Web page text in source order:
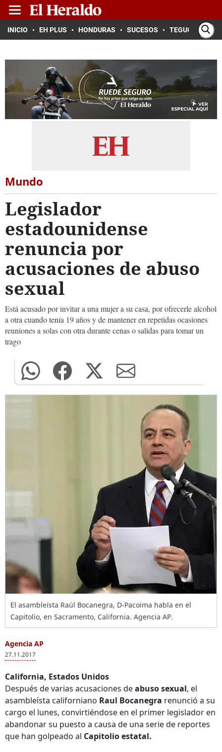
INICIO EH PLUS HONDURAS SUCESOS TEGUCIGALPA
Mundo
Legislador
estadounidense
renuncia por
acusaciones de abuso
sexual
Está acusado por invitar a una mujer a su casa, por ofrecerle alcohol
a otra cuando tenía 19 años y de mantener en repetidas ocasiones
reuniones a solas con otra durante cenas o salidas para tomar un
trago
El asambleísta Raúl Bocanegra, D-Pacoima habla en el
Capitolio, en Sacramento, California. Agencia AP.
Agencia AP
27.11.2017
California, Estados Unidos
Después de varias acusaciones deabuso sexual, el
asambleísta californiano Raul Bocanegra renunció a su
cargo el lunes, convirtiéndose en el primer legislador en
abandonar su puesto a causa de una serie de reportes
que han golpeado al Capitolio estatal.